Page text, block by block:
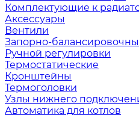
Комплектующие к
Аксессуары
Вентили
Запорно-
Ручной регулировки
Термостатические
Кронштейны
Термоголовки
Узлы нижнего
Автоматика для котлов